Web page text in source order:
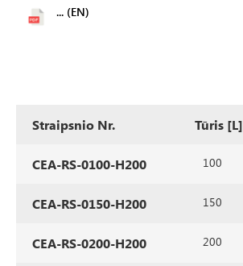
... (EN)
Straipsnio Nr. Tūris [L]
CEA-RS-0100-H200 100
CEA-RS-0150-H200 150
CEA-RS-0200-H200 200